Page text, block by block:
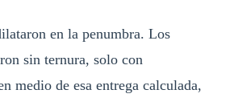
en la penumbra. Los
sin ternura, solo con
medio de esa entrega calculada,